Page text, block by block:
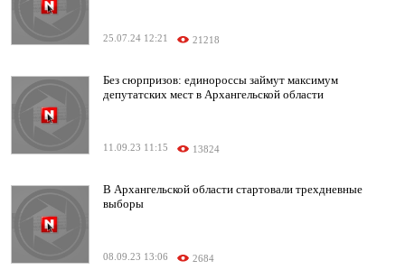
25.07.24 12:21 21218
Без сюрпризов: единороссы займут максимум
депутатских мест в Архангельской области
11.09.23 11:15 13824
В Архангельской области стартовали трехдневные
выборы
08.09.23 13:06 2684